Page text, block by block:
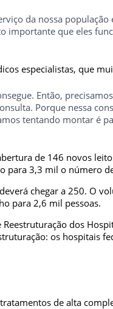
da nossa
importante que eles
especialistas, que
Então,
Porque nessa
tentando montar é
de 146 novos
para 3,3 mil o número
chegar a 250. O
para 2,6 mil pessoas.
dos
os hospitais
de alta